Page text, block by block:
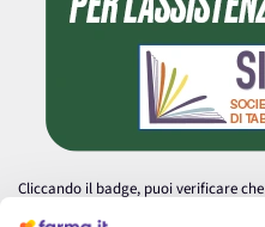
Cliccando il badge, puoi verificare
autorizzata dal Ministero della